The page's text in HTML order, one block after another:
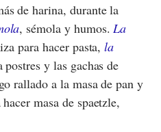
de harina, durante la
, sémola y humos.La
para hacer pasta,la
y las gachas de
rallado a la masa de pan y
masa de spaetzle,